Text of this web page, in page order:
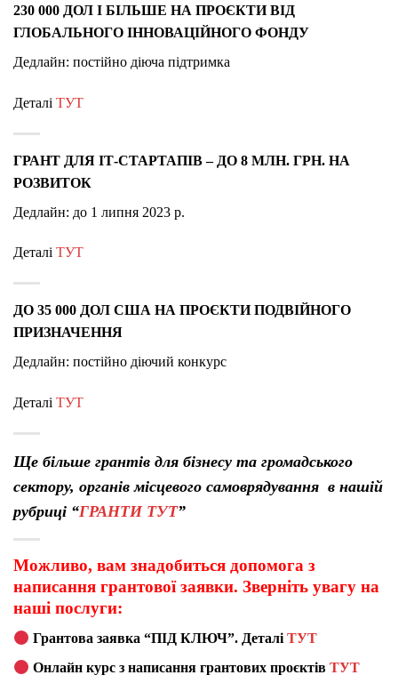
230 000 ДОЛ І БІЛЬШЕ НА ПРОЄКТИ ВІД
ГЛОБАЛЬНОГО ІННОВАЦІЙНОГО ФОНДУ
Дедлайн: постійно діюча підтримка
Деталі ТУТ
ГРАНТ ДЛЯ ІТ-СТАРТАПІВ – ДО 8 МЛН. ГРН. НА
РОЗВИТОК
Дедлайн: до 1 липня 2023 р.
Деталі ТУТ
ДО 35 000 ДОЛ США НА ПРОЄКТИ ПОДВІЙНОГО
ПРИЗНАЧЕННЯ
Дедлайн: постійно діючий конкурс
Деталі ТУТ
Ще більше грантів для бізнесу та громадського
сектору, органів місцевого самоврядування в нашій
рубриці “ГРАНТИ ТУТ”
Можливо, вам знадобиться допомога з
написання грантової заявки. Зверніть увагу на
наші послуги:
Грантова заявка “ПІД КЛЮЧ”. ДеталіТУТ
Онлайн курс з написання грантових проєктівТУТ